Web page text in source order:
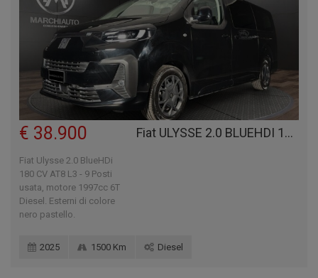
Fiat ULYSSE 2.0 BLUEHDI 180 CV AT8 L3 - 9 POSTI
€ 38.900
Fiat Ulysse 2.0 BlueHDi
180 CV AT8 L3 - 9 Posti
usata, motore 1997cc 6T
Diesel. Esterni di colore
nero pastello.
2025 1500 Km Diesel